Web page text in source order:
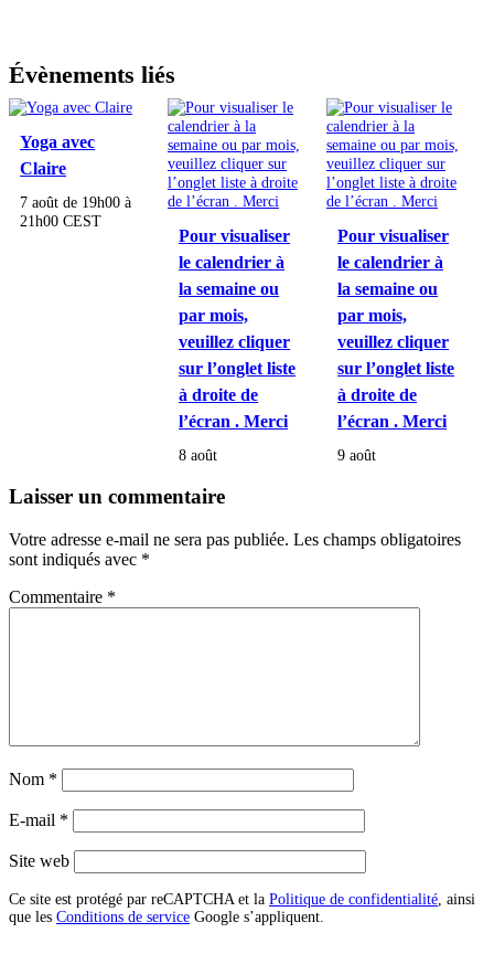
Évènements liés
Yoga avec
Claire
7 août de 19h00 à
21h00 CEST
Pour visualiser
le calendrier à
la semaine ou
par mois,
veuillez cliquer
sur l’onglet liste
à droite de
l’écran . Merci
8 août
Pour visualiser
le calendrier à
la semaine ou
par mois,
veuillez cliquer
sur l’onglet liste
à droite de
l’écran . Merci
9 août
Laisser un commentaire
Votre adresse e-mail ne sera pas publiée. Les champs obligatoires
sont indiqués avec *
Commentaire *
Nom *
E-mail *
Site web
Ce site est protégé par reCAPTCHA et la Politique de confidentialité, ainsi
que les Conditions de service Google s’appliquent.